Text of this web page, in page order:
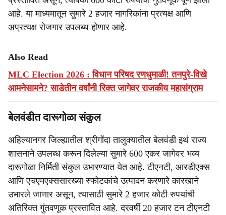
आहे. या माध्यमातून सुमारे 2 हजार नागरिकांना प्रत्यक्ष आणि
अप्रत्यक्ष रोजगार उपलब्ध होणार आहे.
Also Read
MLC Election 2026 : विधान परिषद रणधुमाळी! तनपुरे-विखे
आमनेसामने? साडेतीन वर्षांनी रिक्त जागेवर राजकीय महासंग्राम
बेलवंडीत दारूगोळा संकुल
अहिल्यानगर जिल्ह्यातील श्रीगोंदा तालुक्यातील बेलवंडी इथं राज्य
शासनाने उपलब्ध करून दिलेल्या सुमारे 600 एकर जागेवर भव्य
दारूगोळा निर्मिती संकुल उभारण्यात येत आहे. टीएनटी, आरडीएक्स
आणि एचएमएक्ससारख्या स्फोटकांचे उत्पादन करणारे कारखाने
उभारले जाणार असून, त्यासाठी सुमारे 2 हजार कोटी रुपयांची
अतिरिक्त गुंतवणूक प्रस्तावित आहे. दरवर्षी 20 हजार टन टीएनटी